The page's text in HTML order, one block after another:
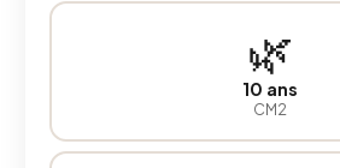
🌿
10 ans
CM2